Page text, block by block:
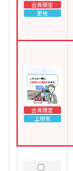
会員限定
更地
会員限定
上物有